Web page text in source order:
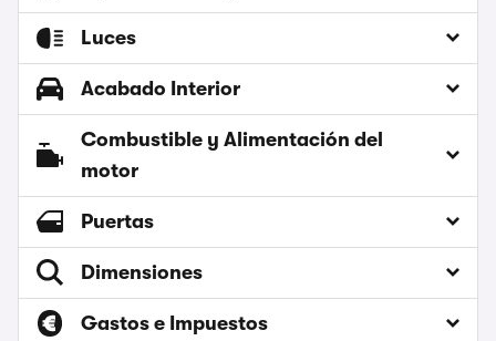
Luces
Acabado Interior
Combustible y Alimentación del
motor
Puertas
Dimensiones
Gastos e Impuestos